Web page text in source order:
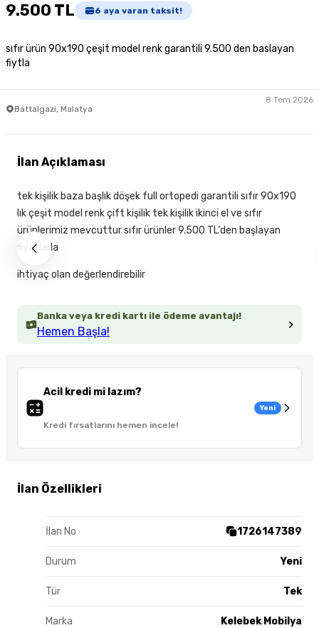
9.500 TL 6 aya varan taksit!
sıfır ürün 90x190 çeşit model renk garantili 9.500 den baslayan
fiytla
Battalgazi, Malatya
8 Tem 2026
Banka veya kredi kartı ile ödeme avantajı!
Hemen Başla!
Acil kredi mi lazım?
Kredi fırsatlarını hemen incele!
Yeni
İlan Özellikleri
İlan No 1726147389
Durum Yeni
Tür Tek
Marka Kelebek Mobilya
İlan Açıklaması
tek kişilik baza başlık döşek full ortopedi garantili sıfır 90x190
lık çeşit model renk çift kişilik tek kişilik ikinci el ve sıfır
ürünlerimiz mevcuttur sıfır ürünler 9.500 TL'den başlayan
fiyatlarla
ihtiyaç olan değerlendirebilir